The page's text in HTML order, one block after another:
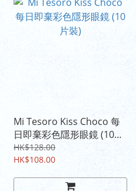
Mi Tesoro Kiss Choco 每
日即棄彩色隱形眼鏡 (10片
裝)
HK$128.00
HK$108.00